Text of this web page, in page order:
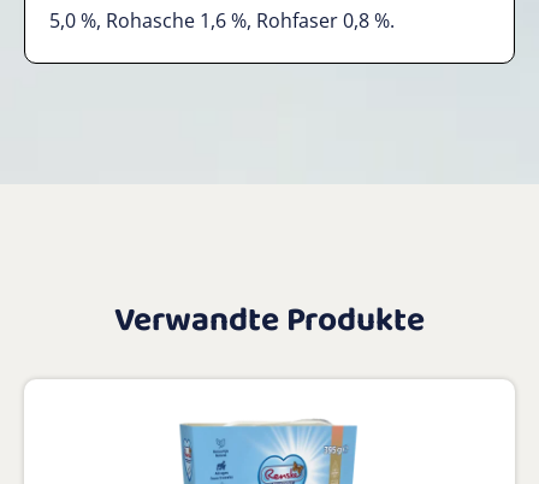
5,0 %, Rohasche 1,6 %, Rohfaser 0,8 %.
Verwandte Produkte